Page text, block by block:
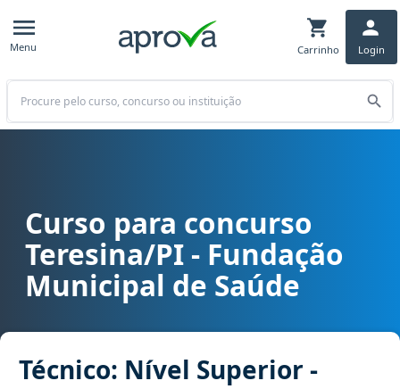
Menu Carrinho Login
Buscar
Curso para concurso FMS - Teresina/PI - Fundação Municipal de
Curso para concurso
Teresina/PI - Fundação
Municipal de Saúde
Técnico: Nível Superior -